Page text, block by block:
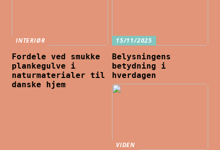
INTERIØR
Fordele ved smukke
plankegulve i
naturmaterialer til
danske hjem
15/11/2025
Belysningens
betydning i
hverdagen
VIDEN